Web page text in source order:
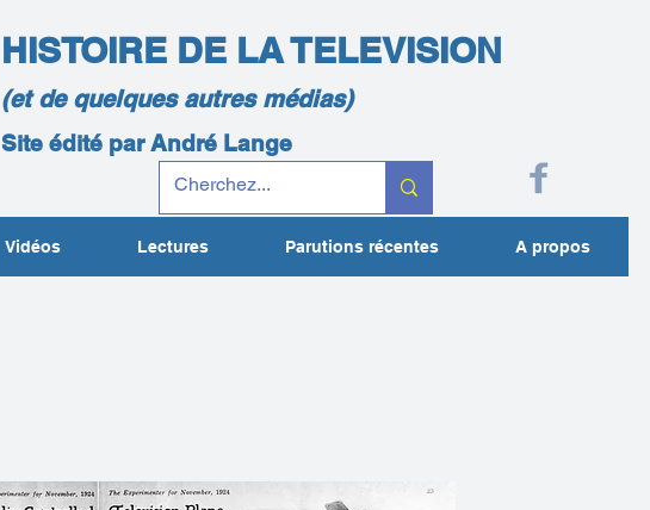
HISTOIRE DE LA TELEVISION
(et de quelques autres médias)
Site édité par André Lange
Vidéos Lectures Parutions récentes A propos